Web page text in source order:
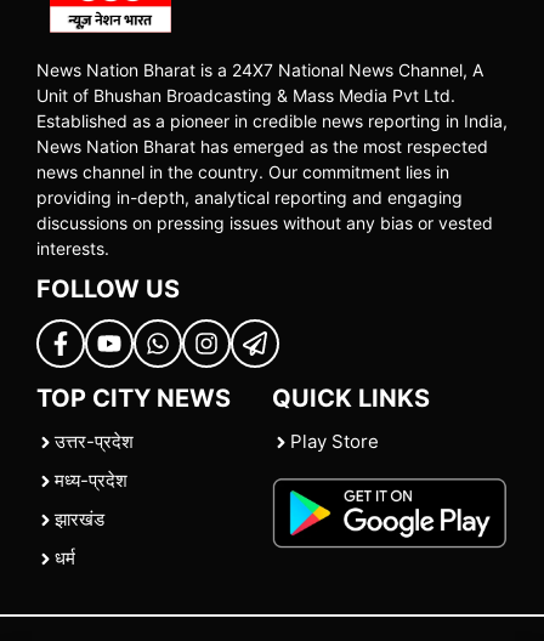
News Nation Bharat is a 24X7 National News Channel, A
Unit of Bhushan Broadcasting & Mass Media Pvt Ltd.
Established as a pioneer in credible news reporting in India,
News Nation Bharat has emerged as the most respected
news channel in the country. Our commitment lies in
providing in-depth, analytical reporting and engaging
discussions on pressing issues without any bias or vested
interests.
FOLLOW US
TOP CITY NEWS
उत्तर-प्रदेश
मध्य-प्रदेश
झारखंड
धर्म
QUICK LINKS
Play Store